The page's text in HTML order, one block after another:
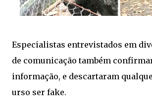
Especialistas entrevistados em
de comunicação também
informação, e descartaram
urso ser fake.